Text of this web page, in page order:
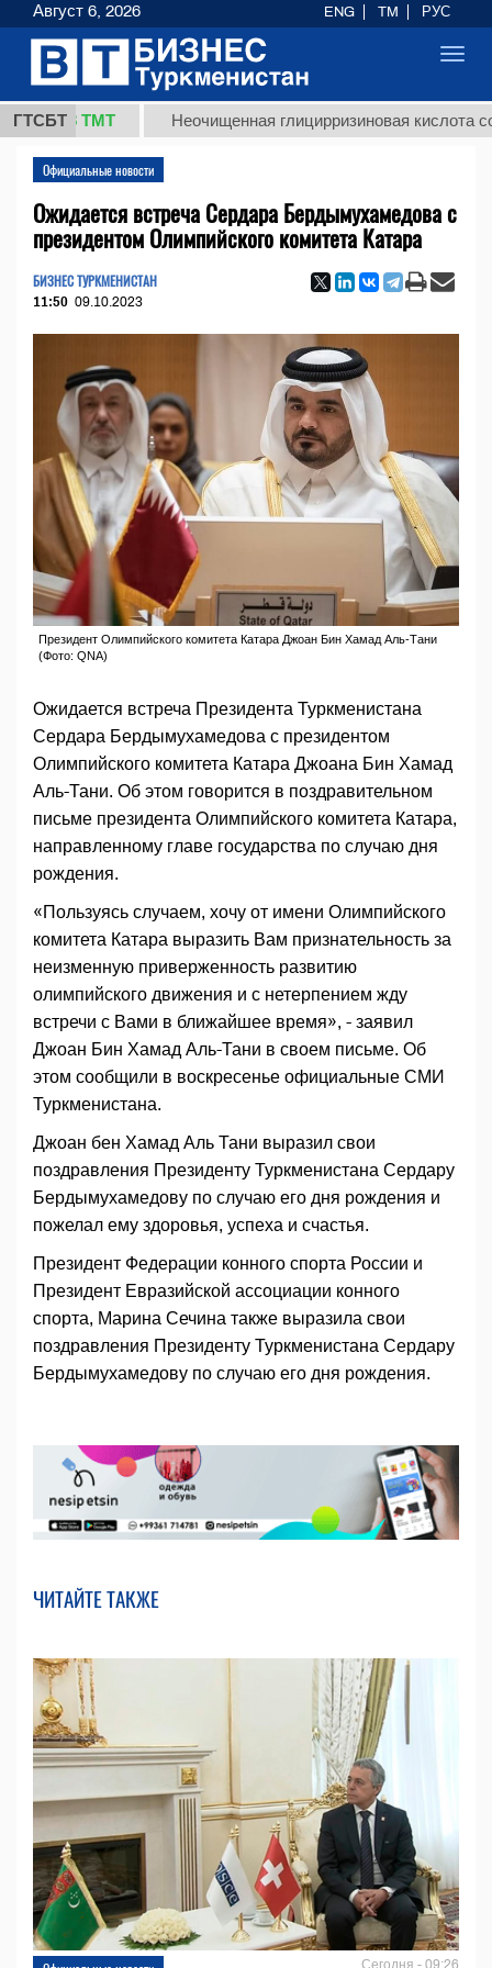
ГТСБТ
ТМТ Неочищенная глицирризиновая кислота
Официальные новости
Ожидается встреча Сердара Бердымухамедова с
президентом Олимпийского комитета Катара
БИЗНЕС ТУРКМЕНИСТАН
11:50 09.10.2023
Президент Олимпийского комитета Катара Джоан Бин Хамад Аль-Тани
(Фото: QNA)
Ожидается встреча Президента Туркменистана
Сердара Бердымухамедова с президентом
Олимпийского комитета Катара Джоана Бин Хамад
Аль-Тани. Об этом говорится в поздравительном
письме президента Олимпийского комитета Катара,
направленному главе государства по случаю дня
рождения.
«Пользуясь случаем, хочу от имени Олимпийского
комитета Катара выразить Вам признательность за
неизменную приверженность развитию
олимпийского движения и с нетерпением жду
встречи с Вами в ближайшее время», - заявил
Джоан Бин Хамад Аль-Тани в своем письме. Об
этом сообщили в воскресенье официальные СМИ
Туркменистана.
Джоан бен Хамад Аль Тани выразил свои
поздравления Президенту Туркменистана Сердару
Бердымухамедову по случаю его дня рождения и
пожелал ему здоровья, успеха и счастья.
Президент Федерации конного спорта России и
Президент Евразийской ассоциации конного
спорта, Марина Сечина также выразила свои
поздравления Президенту Туркменистана Сердару
Бердымухамедову по случаю его дня рождения.
ЧИТАЙТЕ ТАКЖЕ
Сегодня - 09:26
Август 6, 2026 ENG TM РУС